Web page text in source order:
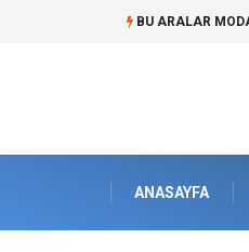
BU ARALAR
ANASAYFA